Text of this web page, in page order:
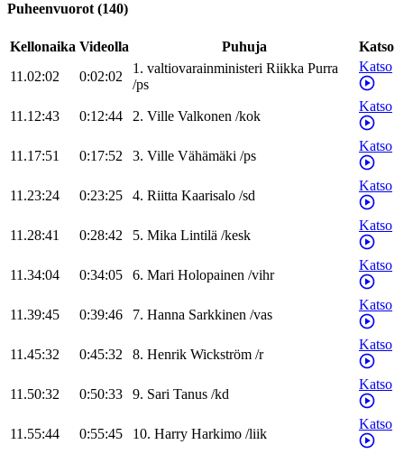
Puheenvuorot (140)
Kellonaika Videolla Puhuja
Katso
11.02:02
0:02:02
1. valtiovarainministeri Riikka Purra
/ps
Katso
11.12:43 0:12:44 2. Ville Valkonen /kok
Katso
11.17:51 0:17:52 3. Ville Vähämäki /ps
Katso
11.23:24 0:23:25 4. Riitta Kaarisalo /sd
Katso
11.28:41 0:28:42 5. Mika Lintilä /kesk
Katso
11.34:04 0:34:05 6. Mari Holopainen /vihr
Katso
11.39:45 0:39:46 7. Hanna Sarkkinen /vas
Katso
11.45:32 0:45:32 8. Henrik Wickström /r
Katso
11.50:32 0:50:33 9. Sari Tanus /kd
Katso
11.55:44 0:55:45 10. Harry Harkimo /liik
Katso